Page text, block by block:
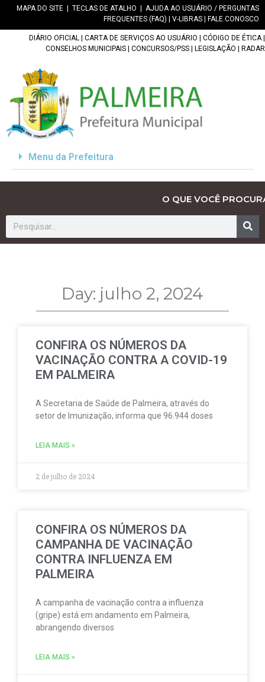
MAPA DO SITE TECLAS DE ATALHO
AJUDA AO USUÁRIO / PERGUNTAS
FREQUENTES (FAQ)
V-LIBRAS FALE CONOSCO
DIÁRIO OFICIAL CARTA DE SERVIÇOS AO USUÁRIO CÓDIGO DE ÉTICA|
CONSELHOS MUNICIPAIS
CONCURSOS/PSS LEGISLAÇÃO RADAR
Menu da Prefeitura
O QUE VOCÊ
Day: julho 2, 2024
CONFIRA OS NÚMEROS DA
VACINAÇÃO CONTRA A COVID-19
EM PALMEIRA
A Secretaria de Saúde de Palmeira, através do
setor de Imunização, informa que 96.944 doses
LEIA MAIS »
2 de julho de 2024
CONFIRA OS NÚMEROS DA
CAMPANHA DE VACINAÇÃO
CONTRA INFLUENZA EM
PALMEIRA
A campanha de vacinação contra a influenza
(gripe) está em andamento em Palmeira,
abrangendo diversos
LEIA MAIS »